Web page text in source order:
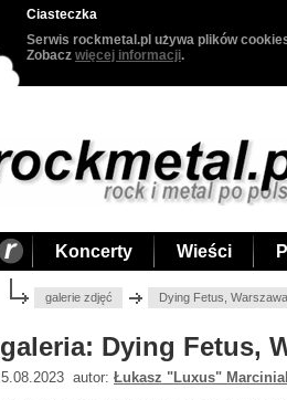
Ciasteczka
Serwis rockmetal.pl używa plików
Zobacz więcej informacji.
Koncerty Wieści
galerie zdjęć Dying Fetus,
galeria: Dying Fetus,
5.08.2023 autor: Łukasz "Luxus"